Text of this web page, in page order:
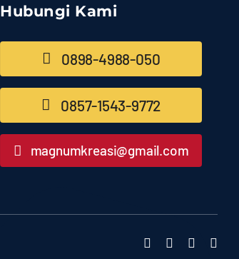
Hubungi Kami
0898-4988-050
0857-1543-9772
magnumkreasi@gmail.com